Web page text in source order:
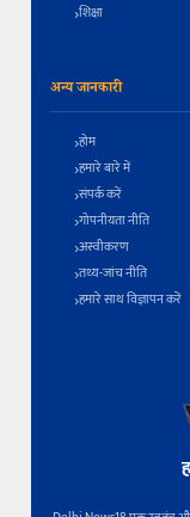
शिक्षा
अन्य जानकारी
होम
हमारे बारे में
संपर्क करें
गोपनीयता नीति
अस्वीकरण
तथ्य-जांच नीति
हमारे साथ विज्ञापन करें